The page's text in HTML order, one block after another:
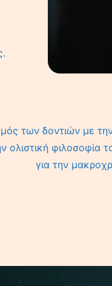
των δοντιών με
φιλοσοφία
για την